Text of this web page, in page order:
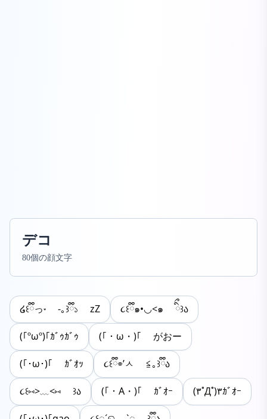
デコ
80個の顔文字
໒꒰ྀིっ˕ -｡꒱ྀི১ zZ ૮꒰ྀི๑•‌◡<๑ ིྀ꒱ა
(｢ºωº)｢ｶﾞｩｶﾞｩ (｢・ω・)｢ がおー
(｢･ω･)｢ ｶﾞｵｯ ૮꒰ྀི⌯’ㅅ ≦｡꒱ྀིა
૮꒰⑅>﹏<⑅ ꒱ა (｢・A・)｢ ｶﾞｵｰ (۳˚Д˚)۳ｶﾞｵｰ